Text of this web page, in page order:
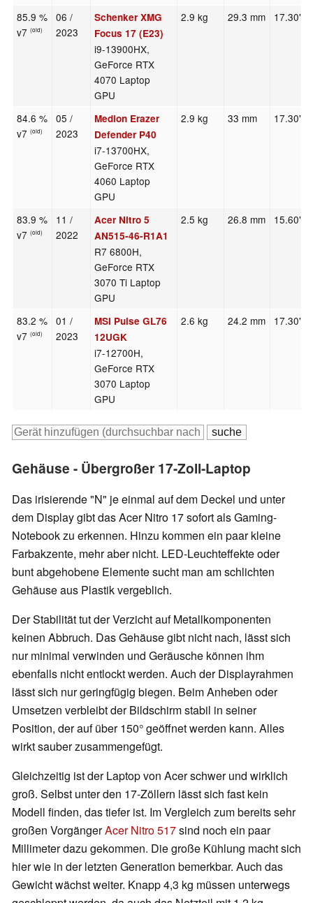
85.9 %
v7(old)
06 /
2023
Schenker XMG
Focus 17 (E23)
i9-13900HX,
GeForce RTX
4070 Laptop
GPU
2.9 kg 29.3 mm 17.30"
84.6 %
v7(old)
05 /
2023
Medion Erazer
Defender P40
i7-13700HX,
GeForce RTX
4060 Laptop
GPU
2.9 kg 33 mm 17.30"
83.9 %
v7(old)
11 /
2022
Acer Nitro 5
AN515-46-R1A1
R7 6800H,
GeForce RTX
3070 Ti Laptop
GPU
2.5 kg 26.8 mm 15.60"
83.2 %
v7(old)
01 /
2023
MSI Pulse GL76
12UGK
i7-12700H,
GeForce RTX
3070 Laptop
GPU
2.6 kg 24.2 mm 17.30"
Gehäuse - Übergroßer 17-Zoll-Laptop
Das irisierende "N" je einmal auf dem Deckel und unter
dem Display gibt das Acer Nitro 17 sofort als Gaming-
Notebook zu erkennen. Hinzu kommen ein paar kleine
Farbakzente, mehr aber nicht. LED-Leuchteffekte oder
bunt abgehobene Elemente sucht man am schlichten
Gehäuse aus Plastik vergeblich.
Der Stabilität tut der Verzicht auf Metallkomponenten
keinen Abbruch. Das Gehäuse gibt nicht nach, lässt sich
nur minimal verwinden und Geräusche können ihm
ebenfalls nicht entlockt werden. Auch der Displayrahmen
lässt sich nur geringfügig biegen. Beim Anheben oder
Umsetzen verbleibt der Bildschirm stabil in seiner
Position, der auf über 150° geöffnet werden kann. Alles
wirkt sauber zusammengefügt.
Gleichzeitig ist der Laptop von Acer schwer und wirklich
groß. Selbst unter den 17-Zöllern lässt sich fast kein
Modell finden, das tiefer ist. Im Vergleich zum bereits sehr
großen VorgängerAcer Nitro 517sind noch ein paar
Millimeter dazu gekommen. Die große Kühlung macht sich
hier wie in der letzten Generation bemerkbar. Auch das
Gewicht wächst weiter. Knapp 4,3 kg müssen unterwegs